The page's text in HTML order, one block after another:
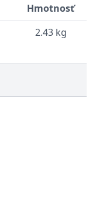
Hmotnosť
2.43 kg